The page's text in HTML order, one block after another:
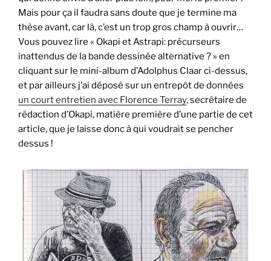
Mais pour ça il faudra sans doute que je termine ma
thèse avant, car là, c’est un trop gros champ à ouvrir…
Vous pouvez lire « Okapi et Astrapi: précurseurs
inattendus de la bande dessinée alternative ? » en
cliquant sur le mini-album d’Adolphus Claar ci-dessus,
et par ailleurs j’ai déposé sur un entrepôt de données
un court entretien avec Florence Terray, secrétaire de
rédaction d’Okapi, matière première d’une partie de cet
article, que je laisse donc à qui voudrait se pencher
dessus !